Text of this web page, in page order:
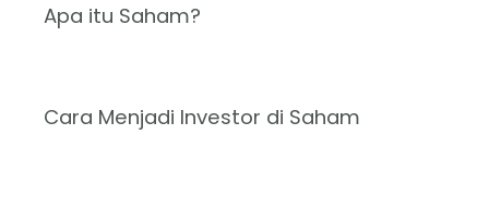
Apa itu Saham?
Cara Menjadi Investor di Saham